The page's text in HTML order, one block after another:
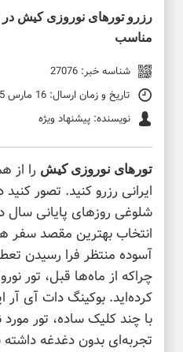
رزرو تورهای نوروزی کیش
مناسب
شناسه خبر: 27076
تاریخ و زمان ارسال: 16 مارس 2025 ساعت 11:59
نویسنده: پیشنهاد ویژه
تورهای نوروزی کیش را از
ایرانی رزرو کنید. تصور
شلوغی روزهای پایانی سال
انتخاب بهترین مقصد سفر
آسوده منتظر فرا رسیدن
چراکه از ماه‌ها قبل، تور
کرده‌اید. بوکینگ دات آی آر
با چند کلیک ساده، تور
تجربه‌ای بدون دغدغه داشته